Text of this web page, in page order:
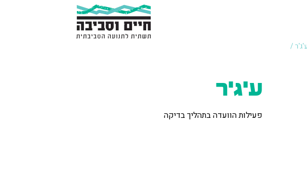
ע'ג'ר /
ע'ג'ר
פעילות הוועדה בתהליך בדיקה